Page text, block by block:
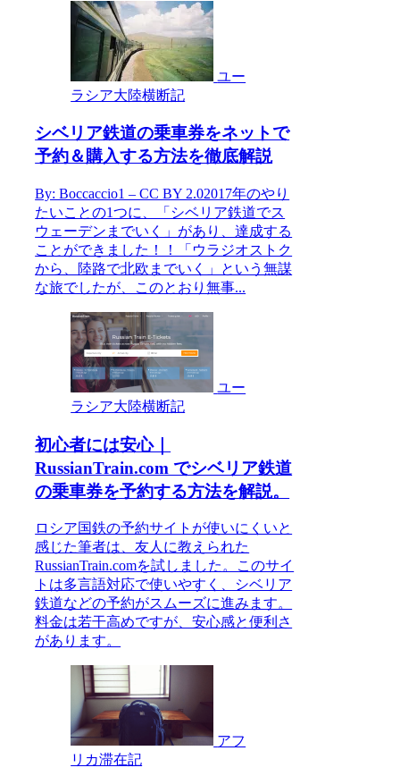
ユー
ラシア大陸横断記
シベリア鉄道の乗車券をネットで
予約＆購入する方法を徹底解説
By: Boccaccio1 – CC BY 2.02017年のやり
たいことの1つに、「シベリア鉄道でス
ウェーデンまでいく」があり、達成する
ことができました！！「ウラジオストク
から、陸路で北欧までいく」という無謀
な旅でしたが、このとおり無事...
ユー
ラシア大陸横断記
初心者には安心｜
RussianTrain.com でシベリア鉄道
の乗車券を予約する方法を解説。
ロシア国鉄の予約サイトが使いにくいと
感じた筆者は、友人に教えられた
RussianTrain.comを試しました。このサイ
トは多言語対応で使いやすく、シベリア
鉄道などの予約がスムーズに進みます。
料金は若干高めですが、安心感と便利さ
があります。
アフ
リカ滞在記